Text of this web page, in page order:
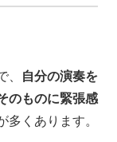
、
自分の演奏を
のものに緊張感
多くあります。